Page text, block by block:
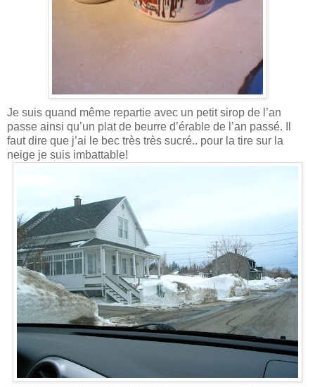
Je suis quand même repartie avec un petit sirop de l’an
passe ainsi qu’un plat de beurre d’érable de l’an passé. Il
faut dire que j’ai le bec très très sucré.. pour la tire sur la
neige je suis imbattable!